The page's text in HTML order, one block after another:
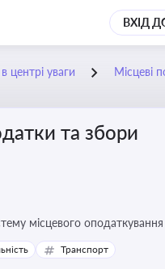
ВХІД
центрі уваги Місцеві
та збори
місцевого
туристичний збір, плату за
земельні ділянки, за паркування транспорту
Транспорт